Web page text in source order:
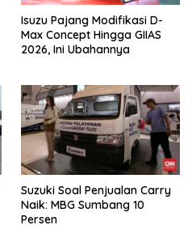
Isuzu Pajang Modifikasi D-
Max Concept Hingga GIIAS
2026, Ini Ubahannya
Suzuki Soal Penjualan Carry
Naik: MBG Sumbang 10
Persen